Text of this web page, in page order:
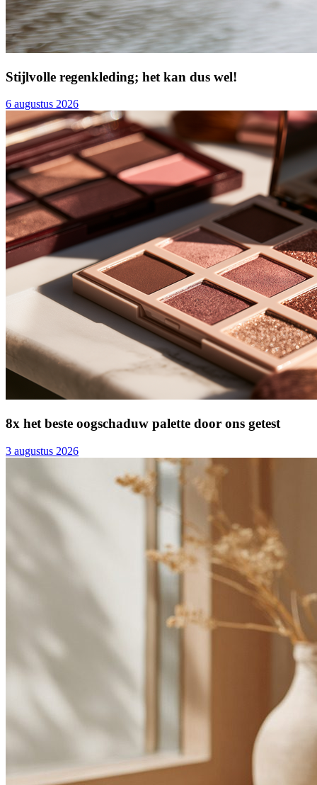
Stijlvolle regenkleding; het kan dus wel!
6 augustus 2026
8x het beste oogschaduw palette door ons getest
3 augustus 2026